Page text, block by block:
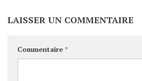
LAISSER UN COMMENTAIRE
Commentaire *